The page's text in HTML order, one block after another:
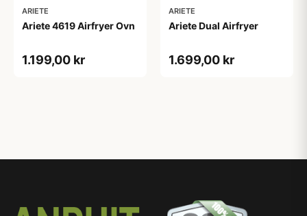
ARIETE
Ariete 4619 Airfryer Ovn
1.199,00 kr
ARIETE
Ariete Dual Airfryer
1.699,00 kr